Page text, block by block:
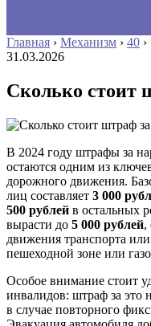
Главная › Механизм › 40 ›
31.03.2026
Сколько стоит
В 2024 году штрафы за
остаются одним из
дорожного движения.
лиц составляет 3 000
500 рублей в остальных
вырасти до 5 000 рублей,
движения транспорта
пешеходной зоне или
Особое внимание стоит
инвалидов: штраф за это
в случае повторного